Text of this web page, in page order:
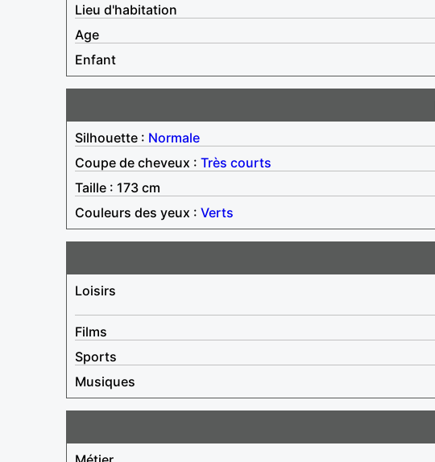
Lieu d'habitation
Age
Enfant
Silhouette : Normale
Coupe de cheveux : Très courts
Taille : 173 cm
Couleurs des yeux : Verts
Loisirs
Films
Sports
Musiques